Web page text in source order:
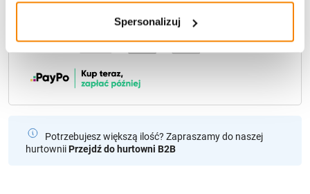
Spersonalizuj
Potrzebujesz większą ilość? Zapraszamy do naszej
hurtowniiPrzejdź do hurtowni B2B